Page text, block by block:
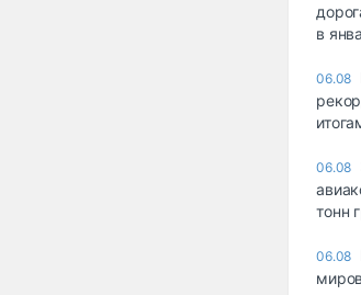
в
06.08
06.08
тонн
06.08